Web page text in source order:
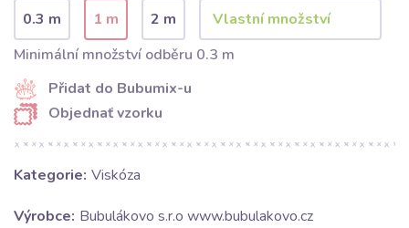
0.3 m 1 m
2 m
Minimální množství odběru 0.3 m
Přidat do Bubumix-u
Objednať vzorku
Kategorie: Viskóza
Výrobce: Bubulákovo s.r.o www.bubulakovo.cz